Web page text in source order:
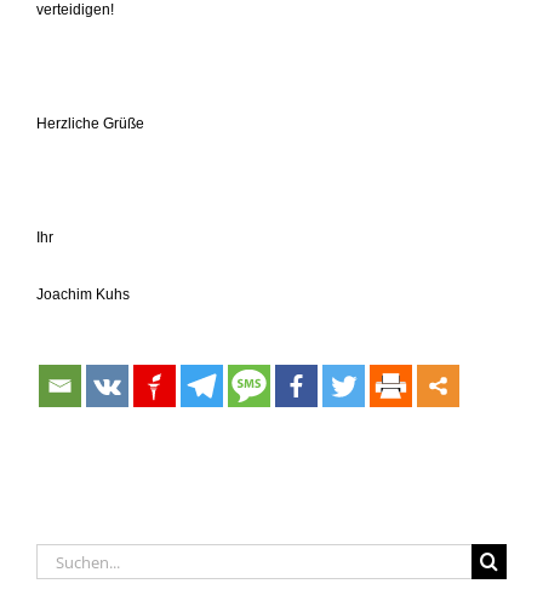
verteidigen!
Herzliche Grüße
Ihr
Joachim Kuhs
Suche
nach: